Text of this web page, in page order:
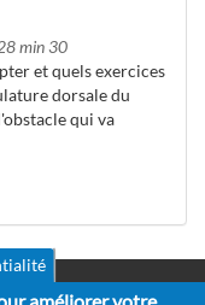
min 30
et quels exercices
dorsale du
qui va